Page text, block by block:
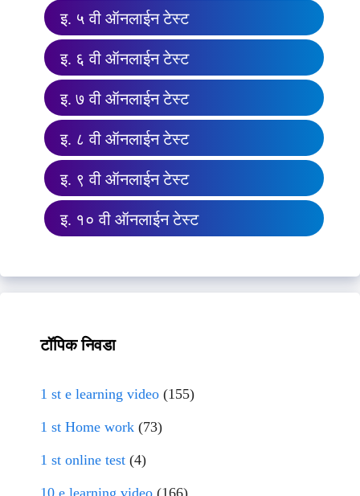
इ. ५ वी ऑनलाईन टेस्ट
इ. ६ वी ऑनलाईन टेस्ट
इ. ७ वी ऑनलाईन टेस्ट
इ. ८ वी ऑनलाईन टेस्ट
इ. ९ वी ऑनलाईन टेस्ट
इ. १० वी ऑनलाईन टेस्ट
टॉपिक निवडा
1 st e learning video (155)
1 st Home work (73)
1 st online test (4)
10 e learning video (166)